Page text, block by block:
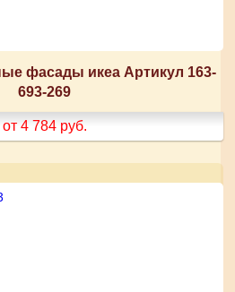
фасады икеа Артикул 163-
693-269
от 4 784 руб.